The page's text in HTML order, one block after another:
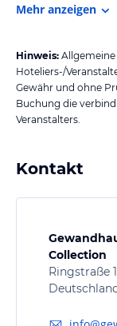
Mehr anzeigen
Hinweis:
Hoteliers-/
Gewähr und ohne
Buchung die
Veranstalters.
Kontakt
Collection
Ringstraße